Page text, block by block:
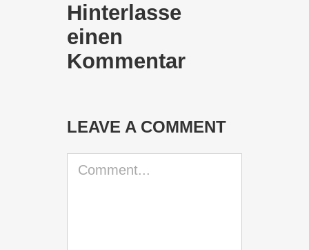
Hinterlasse
einen
Kommentar
LEAVE A COMMENT
Comment